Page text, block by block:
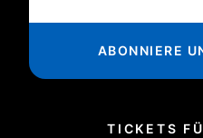
ABONNIERE
TICKETS